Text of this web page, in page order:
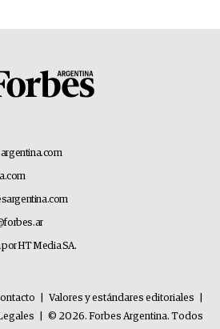
HT Media SA.
Valores y estándares editoriales
© 2026. Forbes Argentina. Todos